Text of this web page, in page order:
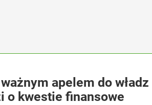
apelem do władz
o kwestie finansowe